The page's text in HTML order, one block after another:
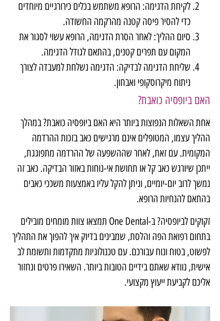
לקיחת הדגימה: הרופא משתמש בכלים כירורגיים מיוחדים
כדי להסיר פיסה קטנה מהרקמה החשודה.
סיום ההליך: לאחר הסרת הדגימה, הרופא עשוי לסגור את
המקום עם תפרים קטנים, בהתאם לגודל הדגימה.
שליחת הדגימה לבדיקה: הדגימה נשלחת למעבדה לצורך
ניתוח מיקרוסקופי ואבחון.
האם ביופסיה כואבת?
אחת השאלות הנפוצות ביותר היא האם ביופסיה כואבת? במהלך
ההליך עצמו, המטופלים אינם מרגישים כאב בזכות ההרדמה
המקומית. עם זאת, לאחר שההשפעה של ההרדמה מתפוגגת,
ייתכן שיורגש כאב קל או תחושת אי-נוחות באזור הבדיקה. כאב זה
נמשך לרוב יום-יומיים, וניתן להקל עליו באמצעות משככי כאבים
בהתאם להנחיות הרופא.
זקוקים לביופסיה? ב-One Dental תמצאו צוות מומחים מובילים
בתחום רפואת הפה והלסת, שמבינים בדיוק איך להפוך את התהליך
לפשוט, בטוח ונוח עבורכם. עם טכנולוגיות מתקדמות ותשומת לב
אישית, נוודא שאתם בידיים הטובות ביותר. השאירו פרטים ונחזור
אליכם לקביעת ייעוץ מקצועי.